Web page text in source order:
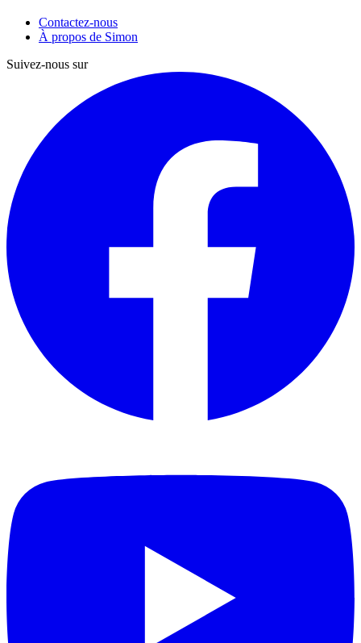
Contactez-nous
À propos de Simon
Suivez-nous sur